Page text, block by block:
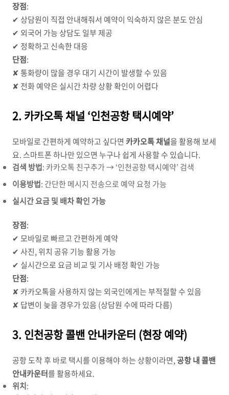
장점:
✔ 상담원이 직접 안내해줘서 예약이 익숙하지 않은 분도 안심
✔ 외국어 가능 상담도 일부 제공
✔ 정확하고 신속한 대응
단점:
✘ 통화량이 많을 경우 대기 시간이 발생할 수 있음
✘ 전화 예약은 실시간 차량 상황 확인이 어렵다
2. 카카오톡 채널 ‘인천공항 택시예약’
모바일로 간편하게 예약하고 싶다면 카카오톡 채널을 활용해 보세
요. 스마트폰 하나만 있으면 누구나 쉽게 사용할 수 있습니다.
검색 방법: 카카오톡 친구추가 → ‘인천공항 택시예약’ 검색
이용방법: 간단한 메시지 전송으로 예약 요청 가능
실시간 요금 및 배차 확인 가능
장점:
✔ 모바일로 빠르고 간편하게 예약
✔ 사진, 위치 공유 기능 활용 가능
✔ 실시간으로 요금 비교 및 기사 배정 확인 가능
단점:
✘ 카카오톡을 사용하지 않는 외국인에게는 부적절할 수 있음
✘ 답변이 늦을 경우가 있음 (상담원 수에 따라 다름)
3. 인천공항 콜밴 안내카운터 (현장 예약)
공항 도착 후 바로 택시를 이용해야 하는 상황이라면,공항 내 콜밴
안내카운터를 활용하세요.
위치: